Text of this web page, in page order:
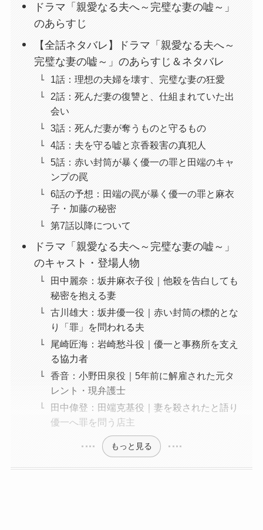
ドラマ「親愛なる夫へ～完璧な妻の嘘～」
のあらすじ
【全話ネタバレ】ドラマ「親愛なる夫へ～
完璧な妻の嘘～」のあらすじ＆ネタバレ
1話：理想の夫婦を壊す、完璧な妻の狂愛
2話：死んだ妻の復讐と、仕組まれていた出
会い
3話：死んだ妻が奪うものと守るもの
4話：夫を守る嘘と京香殺害の真犯人
5話：赤い封筒が暴く優一の罪と田端のキャ
ンプの罠
6話の予想：田端の罠が暴く優一の罪と麻衣
子・加藤の秘密
第7話以降について
ドラマ「親愛なる夫へ～完璧な妻の嘘～」
のキャスト・登場人物
田中麗奈：坂井麻衣子役｜他殺を告白しても
秘密を抱える妻
古川雄大：坂井優一役｜赤い封筒の標的とな
り「罪」を問われる夫
尾崎匠海：岩崎愁斗役｜優一と事務所を支え
る協力者
香音：小野田泉役｜5年前に解雇された元タ
レント・現弁護士
田中偉登：田端克基役｜妻を殺されたと語り
優一へ罪を問う店主
もっと見る